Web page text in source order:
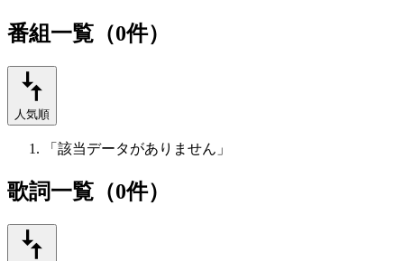
番組一覧（0件）
人気順
「該当データがありません」
歌詞一覧（0件）